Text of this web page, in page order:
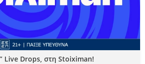
Live Drops, στη Stoiximan!